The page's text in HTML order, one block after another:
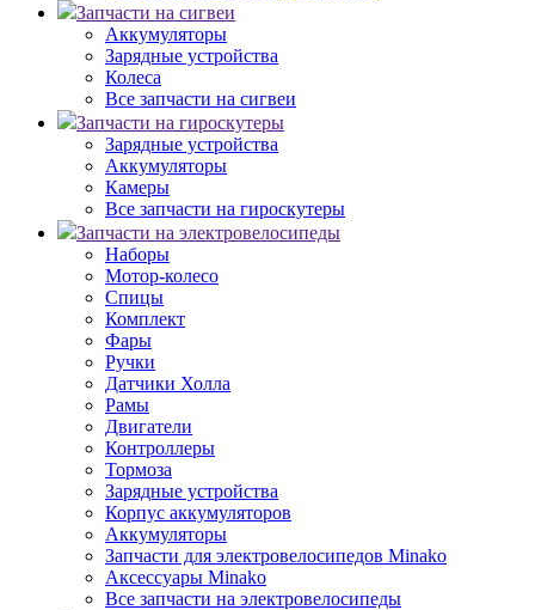
Запчасти на сигвеи
Аккумуляторы
Зарядные устройства
Колеса
Все запчасти на сигвеи
Запчасти на гироскутеры
Зарядные устройства
Аккумуляторы
Камеры
Все запчасти на гироскутеры
Запчасти на электровелосипеды
Наборы
Мотор-колесо
Спицы
Комплект
Фары
Ручки
Датчики Холла
Рамы
Двигатели
Контроллеры
Тормоза
Зарядные устройства
Корпус аккумуляторов
Аккумуляторы
Запчасти для электровелосипедов Minako
Аксессуары Minako
Все запчасти на электровелосипеды